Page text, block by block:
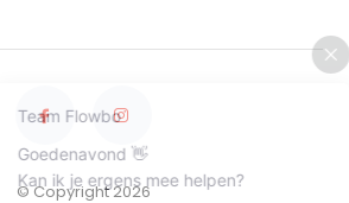
© Copyright 2026